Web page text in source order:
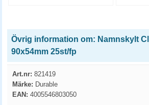
Övrig information om: Namnskylt
90x54mm 25st/fp
Art.nr: 821419
Märke: Durable
EAN: 4005546803050